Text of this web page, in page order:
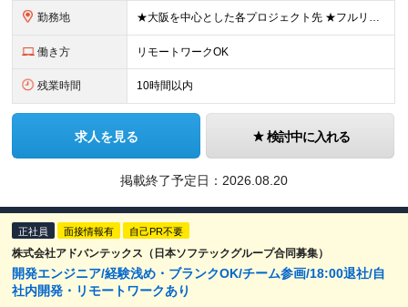
勤務地 ★大阪を中心とした各プロジェクト先 ★フルリモート・リモートワークOK！ ★出社派も大歓迎！駅チカオフィスで通勤ラクラク◎ ★会社都合の転勤なし！ ■大阪本社 大阪府大阪市北区西天満5丁目16-3
働き方 リモートワークOK
残業時間 10時間以内
求人を見る 検討中に入れる
掲載終了予定日： 2026.08.20
正社員 面接情報有 自己PR不要
株式会社アドバンテックス（日本ソフテックグループ合同募集）
開発エンジニア/経験浅め・ブランクOK/チーム参画/18:00退社/自
社内開発・リモートワークあり